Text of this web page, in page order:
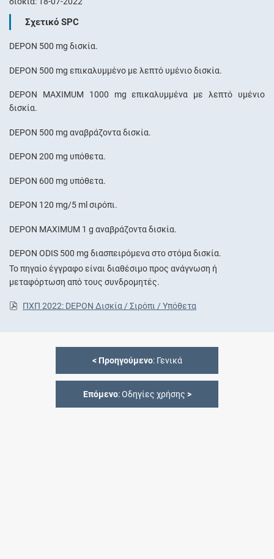
Σχετικό SPC
DEPON 500 mg δισκία.
DEPON 500 mg επικαλυμμένο με λεπτό υμένιο δισκία.
DEPON MAXIMUM 1000 mg επικαλυμμένα με λεπτό υμένιο
δισκία.
DEPON 500 mg αναβράζοντα δισκία.
DEPON 200 mg υπόθετα.
DEPON 600 mg υπόθετα.
DEPON 120 mg/5 ml σιρόπι.
DEPON MAXIMUM 1 g αναβράζοντα δισκία.
DEPON ODIS 500 mg διασπειρόμενα στο στόμα δισκία.
Το πηγαίο έγγραφο είναι διαθέσιμο προς ανάγνωση ή
μεταφόρτωση από τους συνδρομητές.
ΠΧΠ 2022: DEPON Δισκία / Σιρόπι / Υπόθετα
< Προηγούμενο: Γενικά
Επόμενο: Οδηγίες χρήσης >